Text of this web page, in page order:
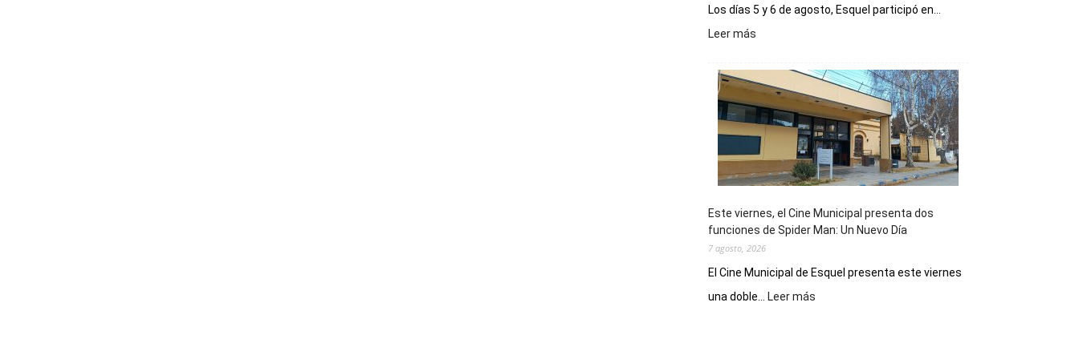
Los días 5 y 6 de agosto, Esquel participó en...
Leer más
su
potencial
como
destino
de
reuniones
y
deportivos
Este viernes, el Cine Municipal presenta dos
funciones de Spider Man: Un Nuevo Día
7 agosto, 2026
El Cine Municipal de Esquel presenta este viernes
una doble...
Leer más